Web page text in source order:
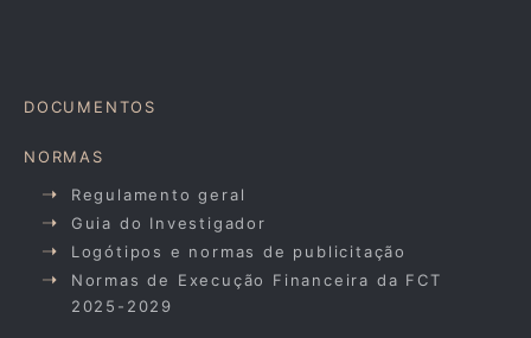
DOCUMENTOS
NORMAS
Regulamento geral
Guia do Investigador
Logótipos e normas de publicitação
Normas de Execução Financeira da FCT
2025-2029